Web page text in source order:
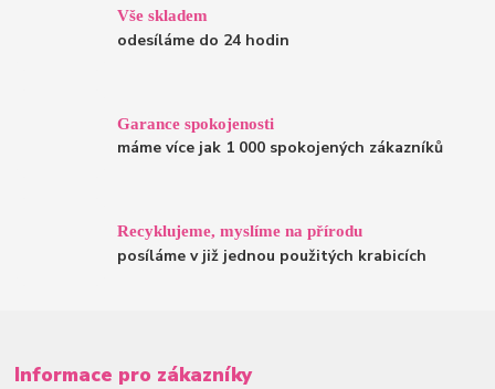
Vše skladem
odesíláme do 24 hodin
Garance spokojenosti
máme více jak 1 000 spokojených zákazníků
Recyklujeme, myslíme na přírodu
posíláme v již jednou použitých krabicích
Informace pro zákazníky